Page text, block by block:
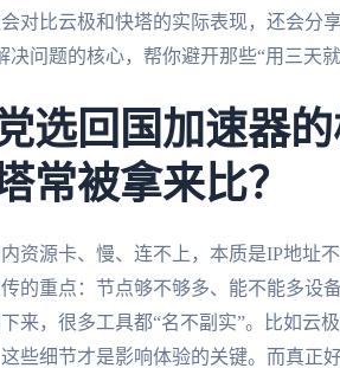
对比云极和快塔的实际表现，还会分
决问题的核心，帮你避开那些“用三天就
选回国加速器
常被拿来比？
资源卡、慢、连不上，本质是IP地址
的重点：节点够不够多、能不能多设
来，很多工具都“名不副实”。比如云
些细节才是影响体验的关键。而真正